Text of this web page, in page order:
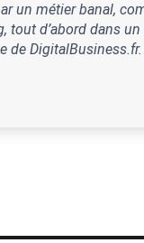
un métier banal,
d’abord dans
de DigitalBusiness.fr.